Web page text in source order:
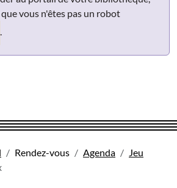
vous n'êtes pas un robot
.
Rendez-vous Agenda
Jeu